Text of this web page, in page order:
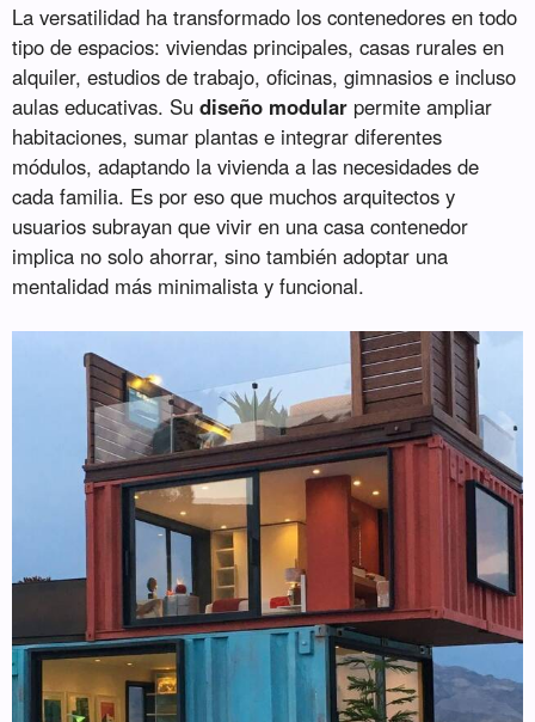
La versatilidad ha transformado los contenedores en todo
tipo de espacios: viviendas principales, casas rurales en
alquiler, estudios de trabajo, oficinas, gimnasios e incluso
aulas educativas. Sudiseño modular permite ampliar
habitaciones, sumar plantas e integrar diferentes
módulos, adaptando la vivienda a las necesidades de
cada familia. Es por eso que muchos arquitectos y
usuarios subrayan que vivir en una casa contenedor
implica no solo ahorrar, sino también adoptar una
mentalidad más minimalista y funcional.